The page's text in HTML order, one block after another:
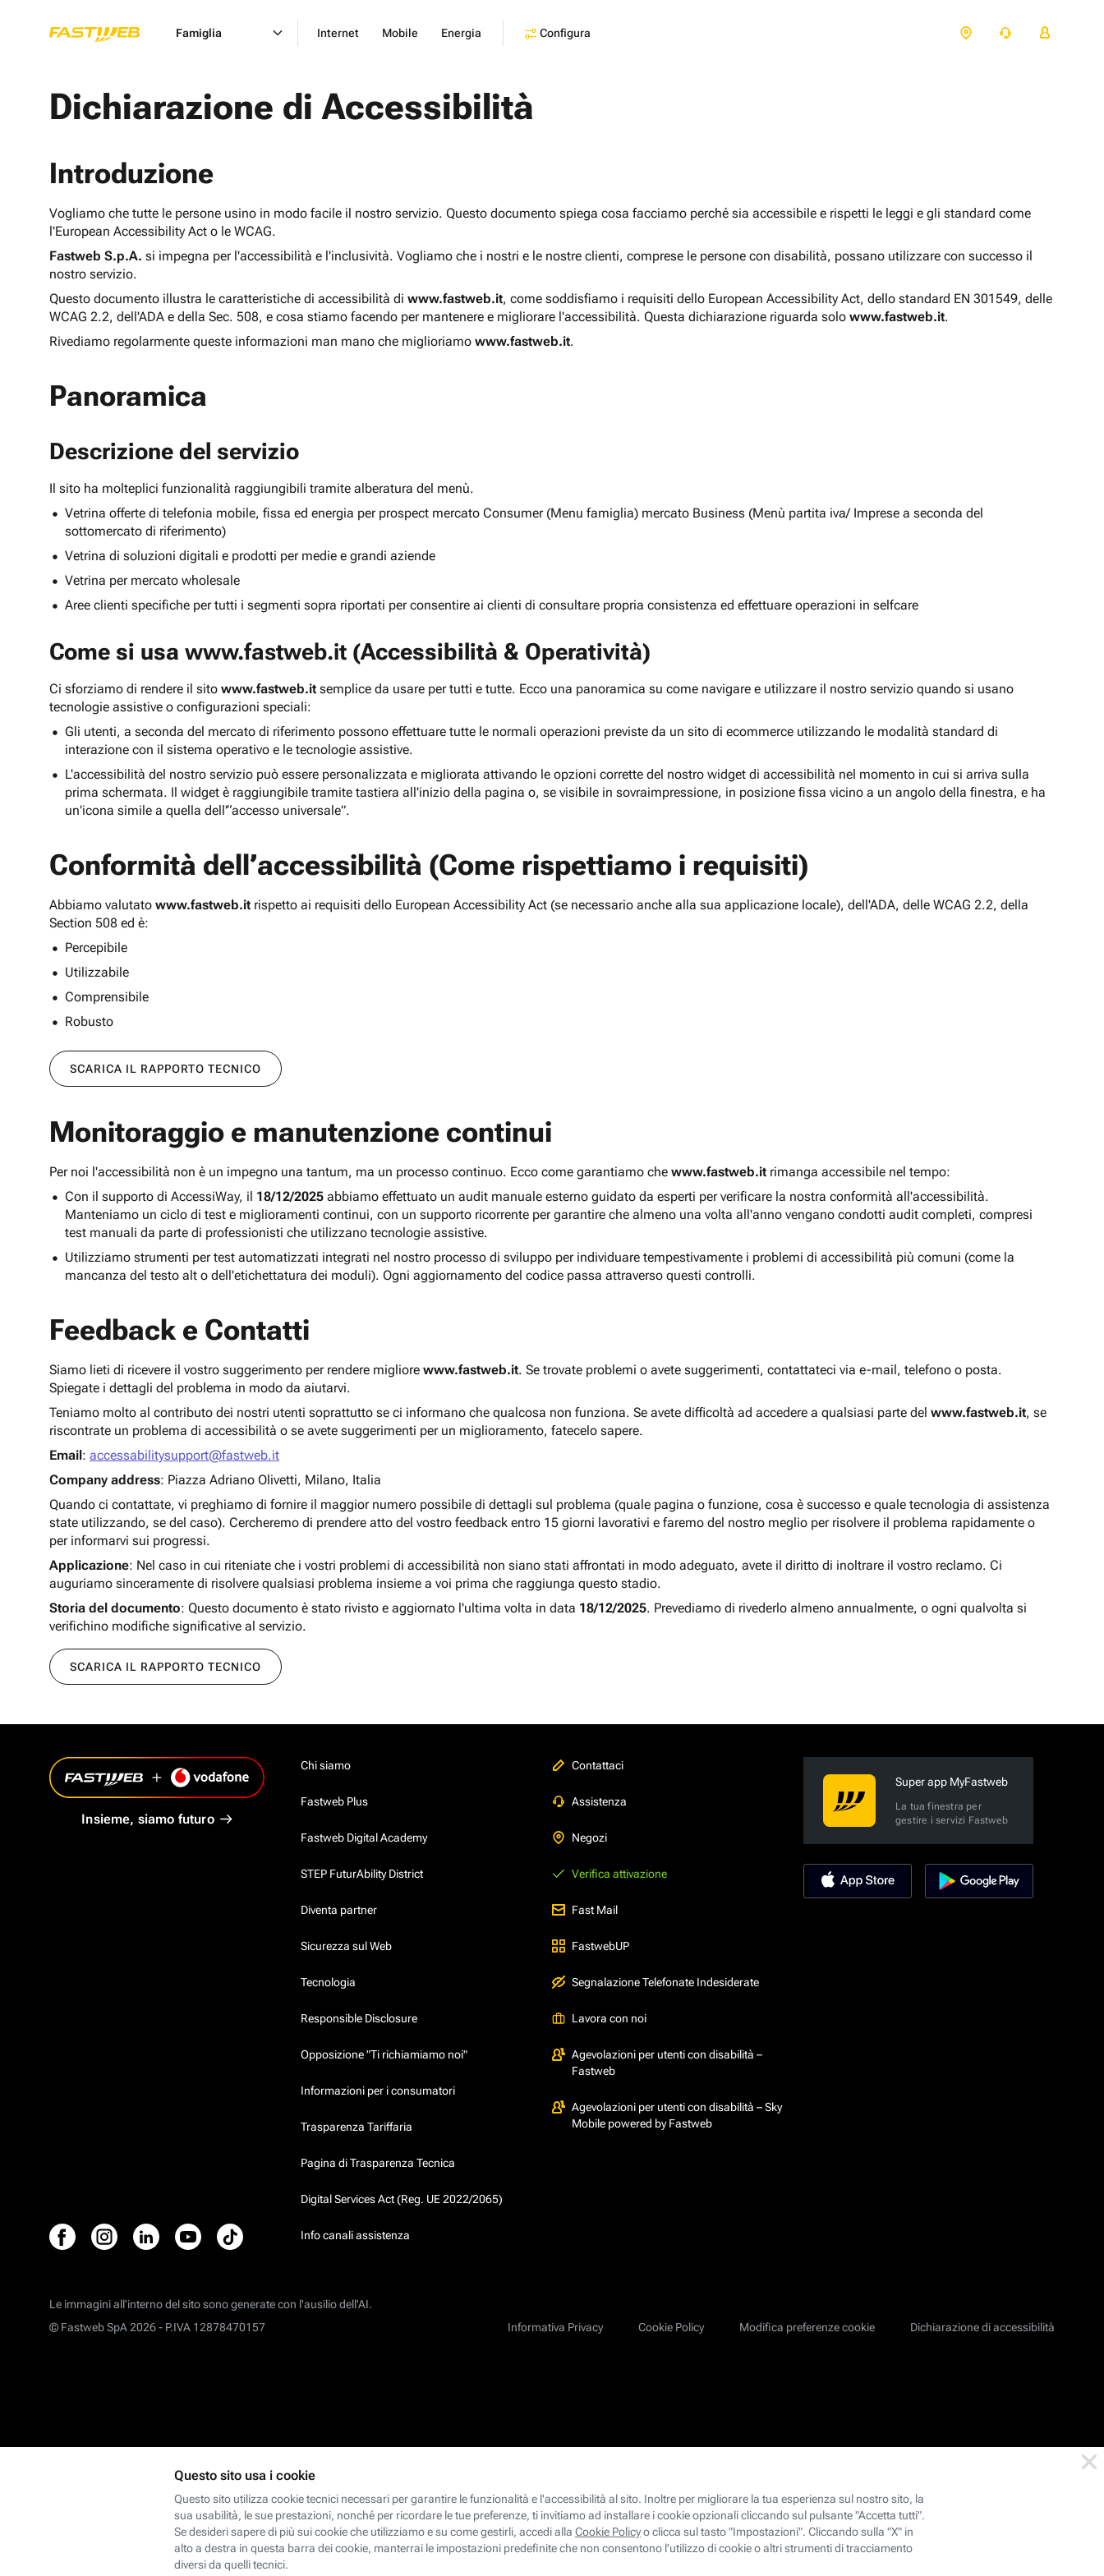
Famiglia Internet Mobile Energia Configura
Dichiarazione di Accessibilità
Introduzione
Vogliamo che tutte le persone usino in modo facile il nostro servizio. Questo documento spiega cosa facciamo perché sia accessibile e rispetti le leggi e gli standard come
l'European Accessibility Act o le WCAG.
Fastweb S.p.A. si impegna per l'accessibilità e l'inclusività. Vogliamo che i nostri e le nostre clienti, comprese le persone con disabilità, possano utilizzare con successo il
nostro servizio.
Questo documento illustra le caratteristiche di accessibilità di www.fastweb.it, come soddisfiamo i requisiti dello European Accessibility Act, dello standard EN 301549, delle
WCAG 2.2, dell'ADA e della Sec. 508, e cosa stiamo facendo per mantenere e migliorare l'accessibilità. Questa dichiarazione riguarda solo www.fastweb.it.
Rivediamo regolarmente queste informazioni man mano che miglioriamo www.fastweb.it.
Panoramica
Descrizione del servizio
Il sito ha molteplici funzionalità raggiungibili tramite alberatura del menù.
Vetrina offerte di telefonia mobile, fissa ed energia per prospect mercato Consumer (Menu famiglia) mercato Business (Menù partita iva/ Imprese a seconda del
sottomercato di riferimento)
Vetrina di soluzioni digitali e prodotti per medie e grandi aziende
Vetrina per mercato wholesale
Aree clienti specifiche per tutti i segmenti sopra riportati per consentire ai clienti di consultare propria consistenza ed effettuare operazioni in selfcare
Come si usa www.fastweb.it (Accessibilità & Operatività)
Ci sforziamo di rendere il sito www.fastweb.it semplice da usare per tutti e tutte. Ecco una panoramica su come navigare e utilizzare il nostro servizio quando si usano
tecnologie assistive o configurazioni speciali:
Gli utenti, a seconda del mercato di riferimento possono effettuare tutte le normali operazioni previste da un sito di ecommerce utilizzando le modalità standard di
interazione con il sistema operativo e le tecnologie assistive.
L'accessibilità del nostro servizio può essere personalizzata e migliorata attivando le opzioni corrette del nostro widget di accessibilità nel momento in cui si arriva sulla
prima schermata. Il widget è raggiungibile tramite tastiera all'inizio della pagina o, se visibile in sovraimpressione, in posizione fissa vicino a un angolo della finestra, e ha
un'icona simile a quella dell'“accesso universale”.
Conformità dell’accessibilità (Come rispettiamo i requisiti)
Abbiamo valutato www.fastweb.it rispetto ai requisiti dello European Accessibility Act (se necessario anche alla sua applicazione locale), dell'ADA, delle WCAG 2.2, della
Section 508 ed è:
Percepibile
Utilizzabile
Comprensibile
Robusto
SCARICA IL RAPPORTO TECNICO
Monitoraggio e manutenzione continui
Per noi l'accessibilità non è un impegno una tantum, ma un processo continuo. Ecco come garantiamo che www.fastweb.it rimanga accessibile nel tempo:
Con il supporto di AccessiWay, il 18/12/2025 abbiamo effettuato un audit manuale esterno guidato da esperti per verificare la nostra conformità all'accessibilità.
Manteniamo un ciclo di test e miglioramenti continui, con un supporto ricorrente per garantire che almeno una volta all'anno vengano condotti audit completi, compresi
test manuali da parte di professionisti che utilizzano tecnologie assistive.
Utilizziamo strumenti per test automatizzati integrati nel nostro processo di sviluppo per individuare tempestivamente i problemi di accessibilità più comuni (come la
mancanza del testo alt o dell'etichettatura dei moduli). Ogni aggiornamento del codice passa attraverso questi controlli.
Feedback e Contatti
Siamo lieti di ricevere il vostro suggerimento per rendere migliore www.fastweb.it. Se trovate problemi o avete suggerimenti, contattateci via e-mail, telefono o posta.
Spiegate i dettagli del problema in modo da aiutarvi.
Teniamo molto al contributo dei nostri utenti soprattutto se ci informano che qualcosa non funziona. Se avete difficoltà ad accedere a qualsiasi parte del www.fastweb.it, se
riscontrate un problema di accessibilità o se avete suggerimenti per un miglioramento, fatecelo sapere.
Email: accessabilitysupport@fastweb.it
Company address: Piazza Adriano Olivetti, Milano, Italia
Quando ci contattate, vi preghiamo di fornire il maggior numero possibile di dettagli sul problema (quale pagina o funzione, cosa è successo e quale tecnologia di assistenza
state utilizzando, se del caso). Cercheremo di prendere atto del vostro feedback entro 15 giorni lavorativi e faremo del nostro meglio per risolvere il problema rapidamente o
per informarvi sui progressi.
Applicazione: Nel caso in cui riteniate che i vostri problemi di accessibilità non siano stati affrontati in modo adeguato, avete il diritto di inoltrare il vostro reclamo. Ci
auguriamo sinceramente di risolvere qualsiasi problema insieme a voi prima che raggiunga questo stadio.
Storia del documento: Questo documento è stato rivisto e aggiornato l'ultima volta in data 18/12/2025. Prevediamo di rivederlo almeno annualmente, o ogni qualvolta si
verifichino modifiche significative al servizio.
SCARICA IL RAPPORTO TECNICO
Insieme, siamo futuro
Chi siamo
Fastweb Plus
Fastweb Digital Academy
STEP FuturAbility District
Diventa partner
Sicurezza sul Web
Tecnologia
Responsible Disclosure
Opposizione "Ti richiamiamo noi"
Informazioni per i consumatori
Trasparenza Tariffaria
Pagina di Trasparenza Tecnica
Digital Services Act (Reg. UE 2022/2065)
Info canali assistenza
Contattaci
Assistenza
Negozi
Verifica attivazione
Fast Mail
FastwebUP
Segnalazione Telefonate Indesiderate
Lavora con noi
Agevolazioni per utenti con disabilità –
Fastweb
Agevolazioni per utenti con disabilità – Sky
Mobile powered by Fastweb
Super app MyFastweb
La tua finestra per
gestire i servizi Fastweb
Le immagini all’interno del sito sono generate con l'ausilio dell'AI.
Informativa Privacy
Cookie Policy Modifica preferenze cookie Dichiarazione di accessibilità
© Fastweb SpA 2026 - P.IVA 12878470157